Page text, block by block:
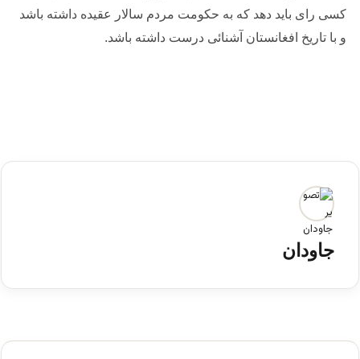
کسی رای باید دهد که به حکومت مردم سالار عقیده داشته باشد
و با تاریخ افغانستان آشنائی درست داشته باشد.
جاودان